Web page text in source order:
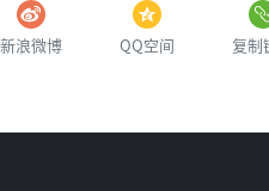
新浪微博 QQ空间 复制